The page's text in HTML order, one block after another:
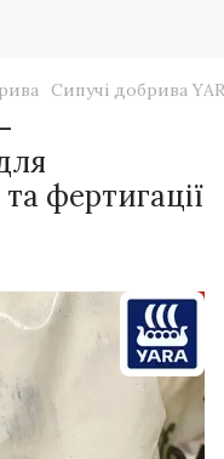
Сипучі добрива
фертигації